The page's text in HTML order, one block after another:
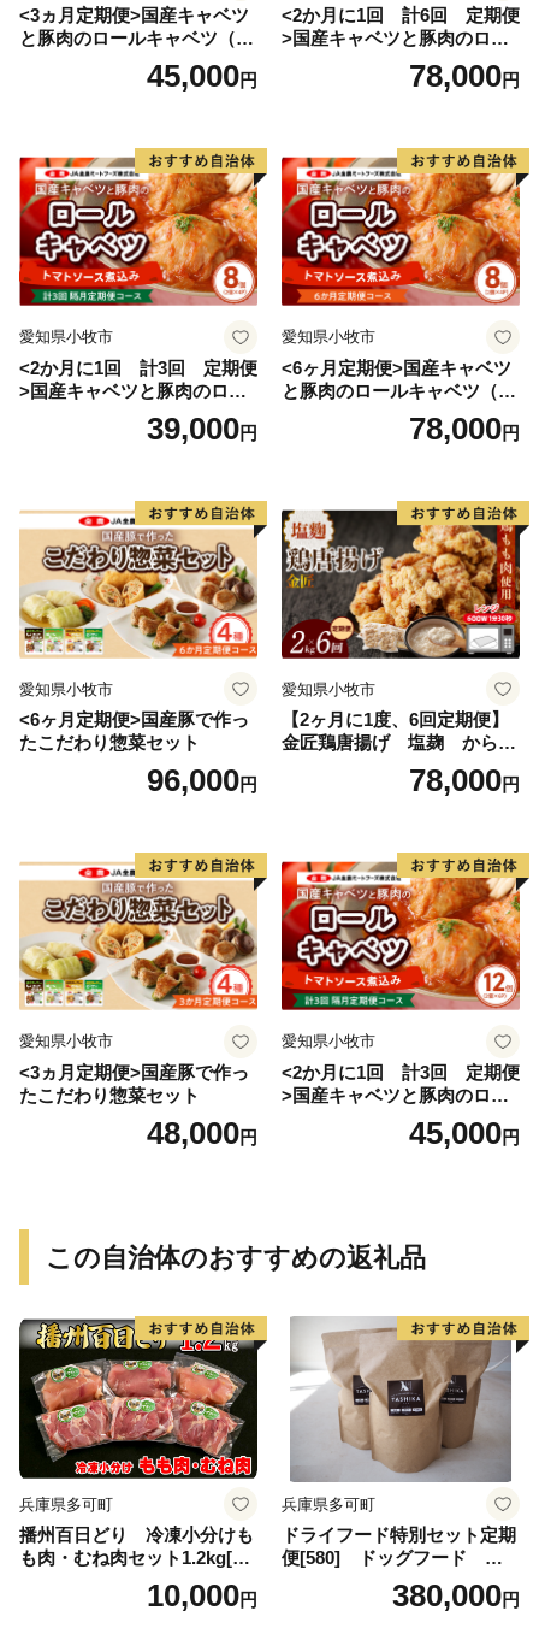
<3ヵ月定期便>国産キャベツ
と豚肉のロールキャベツ（6P
45,000円
<2か月に1回 計6回 定期便
>国産キャベツと豚肉のロー
ルキャベツ（4P入り）
78,000円
愛知県小牧市
<2か月に1回 計3回 定期便
>国産キャベツと豚肉のロー
ルキャベツ（4P入り）
39,000円
愛知県小牧市
<6ヶ月定期便>国産キャベツ
と豚肉のロールキャベツ（4P
78,000円
愛知県小牧市
<6ヶ月定期便>国産豚で作っ
たこだわり惣菜セット
96,000円
愛知県小牧市
【2ヶ月に1度、6回定期便】
金匠鶏唐揚げ 塩麹 からあ
78,000円
愛知県小牧市
<3ヵ月定期便>国産豚で作っ
たこだわり惣菜セット
48,000円
愛知県小牧市
<2か月に1回 計3回 定期便
>国産キャベツと豚肉のロー
ルキャベツ（6P入り）
45,000円
この自治体のおすすめの返礼品
兵庫県多可町
播州百日どり 冷凍小分けも
も肉・むね肉セット1.2kg[66
10,000円
兵庫県多可町
ドライフード特別セット定期
便[580] ドッグフード 無
380,000円